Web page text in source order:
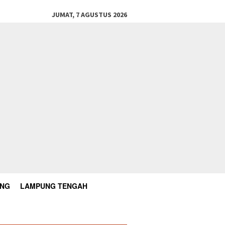
JUMAT, 7 AGUSTUS 2026
LAMPUNG TENGAH